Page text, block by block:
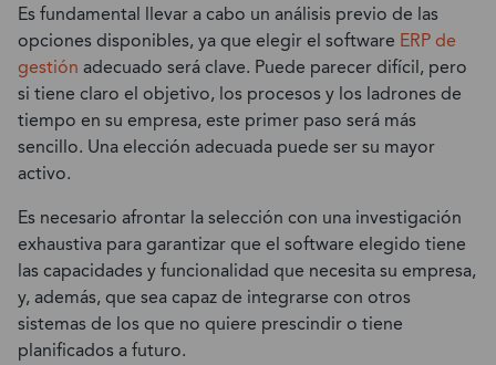
Es fundamental llevar a cabo un análisis previo de las
opciones disponibles, ya que elegir el software ERP de
gestión adecuado será clave. Puede parecer difícil, pero
si tiene claro el objetivo, los procesos y los ladrones de
tiempo en su empresa, este primer paso será más
sencillo. Una elección adecuada puede ser su mayor
activo.
Es necesario afrontar la selección con una investigación
exhaustiva para garantizar que el software elegido tiene
las capacidades y funcionalidad que necesita su empresa,
y, además, que sea capaz de integrarse con otros
sistemas de los que no quiere prescindir o tiene
planificados a futuro.